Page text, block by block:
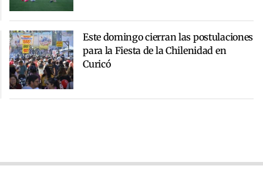
Este domingo cierran las postulaciones
para la Fiesta de la Chilenidad en
Curicó